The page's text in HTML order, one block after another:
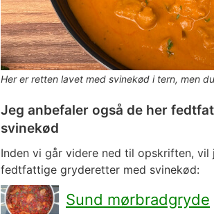
Her er retten lavet med svinekød i tern, men
Jeg anbefaler også de her
svinekød
Inden vi går videre ned til opskriften, vil
fedtfattige gryderetter med svinekød:
Sund mørbradgryde